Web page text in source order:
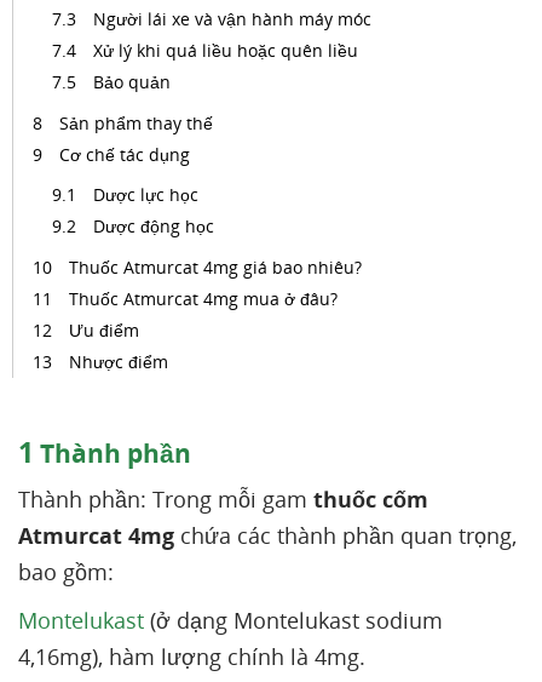
Người lái xe và vận hành máy móc
Xử lý khi quá liều hoặc quên liều
Bảo quản
Sản phẩm thay thế
Cơ chế tác dụng
Dược lực học
Dược động học
Thuốc Atmurcat 4mg giá bao nhiêu?
Thuốc Atmurcat 4mg mua ở đâu?
Ưu điểm
Nhược điểm
1 Thành phần
Thành phần: Trong mỗi gam thuốc cốm
Atmurcat 4mg chứa các thành phần quan trọng,
bao gồm:
Montelukast (ở dạng Montelukast sodium
4,16mg), hàm lượng chính là 4mg.